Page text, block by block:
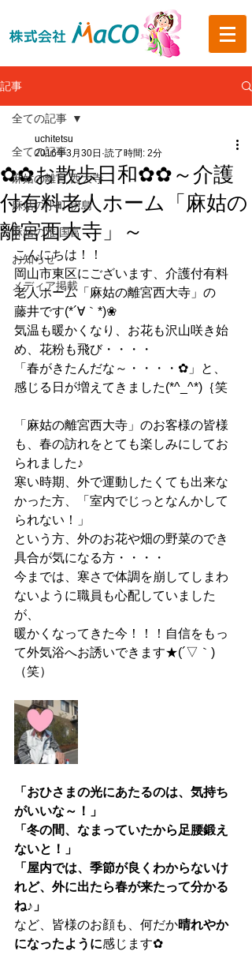
記事
全ての記事
麻姑の離宮 西大寺
麻姑の小町 伊島
麻姑の雅 国富
お知らせ
メディア掲載
全ての記事
✿✿お散歩日和✿✿～介護
付有料老人ホーム「麻姑の
離宮西大寺」～
uchitetsu
2016年3月30日 読了時間: 2分
こんにちは！！
岡山市東区にございます、介護付有料
老人ホーム「麻姑の離宮西大寺」の
藤井です(*´∀｀*)❀
気温も暖かくなり、お花も沢山咲き始
め、花粉も飛び・・・・
「春がきたんだな～・・・・✿」と、
感じる日が増えてきました(*^_^*)｛笑
「麻姑の離宮西大寺」のお客様の皆様
も、春の訪れをとても楽しみにしてお
られました♪
寒い時期、外で運動したくても出来な
かった方、「室内でじっとなんかして
られない！」
という方、外のお花や畑の野菜のでき
具合が気になる方・・・・
今までは、寒さで体調を崩してしまわ
ないように職員も心配していました
が、
暖かくなってきた今！！！自信をもっ
て外気浴へお誘いできます★(´▽｀)
（笑）
「おひさまの光にあたるのは、気持ち
がいいな～！」
「冬の間、なまっていたから足腰鍛え
ないと！」
「屋内では、季節が良くわからないけ
れど、外に出たら春が来たって分かる
ね♪」
など、皆様のお顔も、何だか晴れやか
になったように感じます✿